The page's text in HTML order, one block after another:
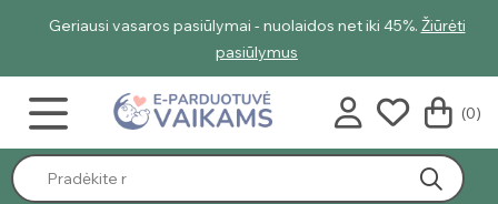
Geriausi vasaros pasiūlymai - nuolaidos net iki 45%.Žiūrėti
pasiūlymus
(0)